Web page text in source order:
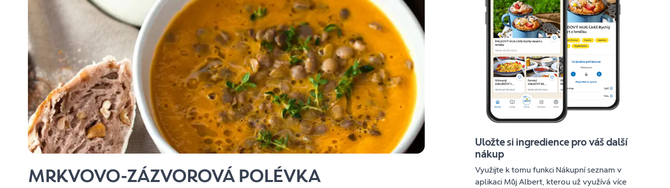
MRKVOVO-ZÁZVOROVÁ POLÉVKA
Uložte si ingredience pro váš další
nákup
Využijte k tomu funkci Nákupní seznam v
aplikaci Můj Albert, kterou už využívá více